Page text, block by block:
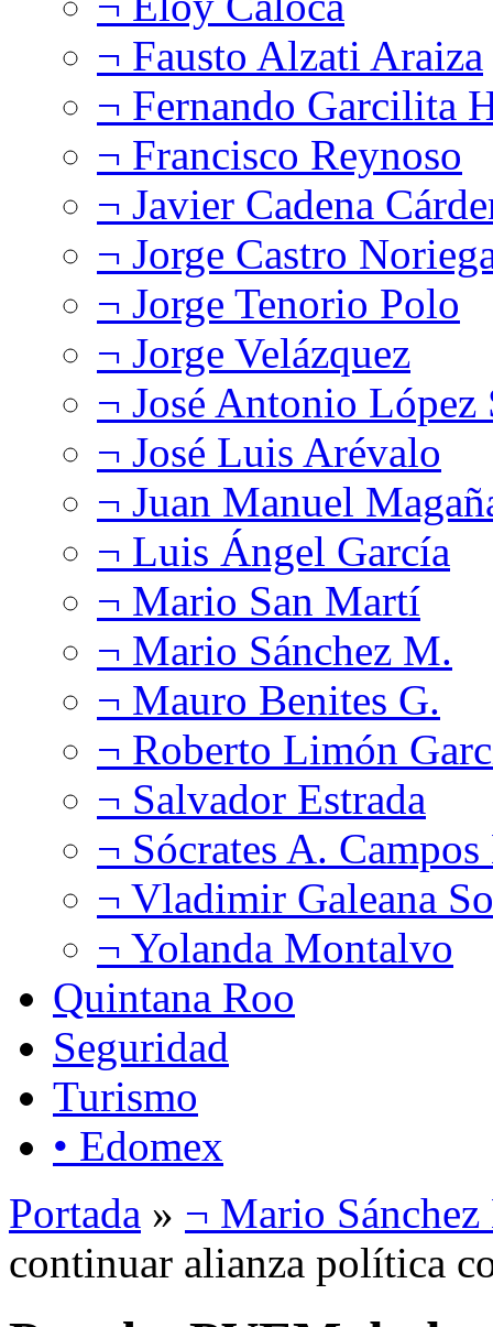
¬ Fausto Alzati Araiza
¬ Fernando Garcilita
¬ Francisco Reynoso
¬ Javier Cadena
¬ Jorge Castro
¬ Jorge Tenorio Polo
¬ Jorge Velázquez
¬ José Antonio López
¬ José Luis Arévalo
¬ Juan Manuel
¬ Luis Ángel García
¬ Mario San Martí
¬ Mario Sánchez M.
¬ Mauro Benites G.
¬ Roberto Limón
¬ Salvador Estrada
¬ Sócrates A.
¬ Vladimir Galeana
¬ Yolanda Montalvo
Quintana Roo
Seguridad
Turismo
• Edomex
Portada » ¬ Mario
continuar alianza política